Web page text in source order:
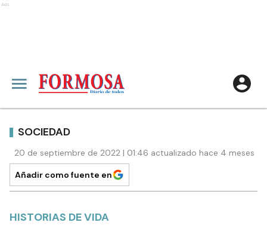
Ads
SOCIEDAD
20 de septiembre de 2022 | 01:46 actualizado hace 4 meses
Añadir como fuente en
HISTORIAS DE VIDA